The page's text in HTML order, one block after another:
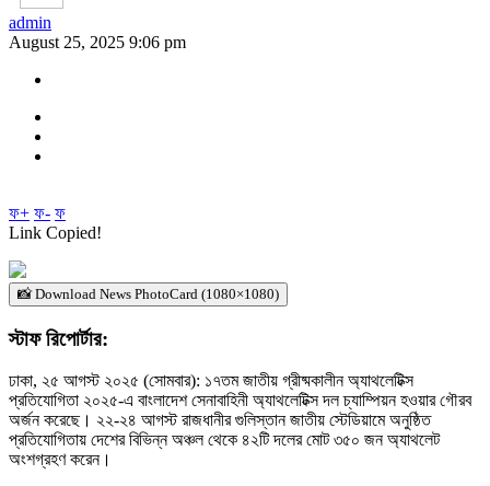
admin
August 25, 2025 9:06 pm
ফ+ ফ- ফ
Link Copied!
📸 Download News PhotoCard (1080×1080)
স্টাফ রিপোর্টার:
ঢাকা, ২৫ আগস্ট ২০২৫ (সোমবার): ১৭তম জাতীয় গ্রীষ্মকালীন অ্যাথলেটিক্স
প্রতিযোগিতা ২০২৫-এ বাংলাদেশ সেনাবাহিনী অ্যাথলেটিক্স দল চ্যাম্পিয়ন হওয়ার গৌরব
অর্জন করেছে। ২২-২৪ আগস্ট রাজধানীর গুলিস্তান জাতীয় স্টেডিয়ামে অনুষ্ঠিত
প্রতিযোগিতায় দেশের বিভিন্ন অঞ্চল থেকে ৪২টি দলের মোট ৩৫০ জন অ্যাথলেট
অংশগ্রহণ করেন।